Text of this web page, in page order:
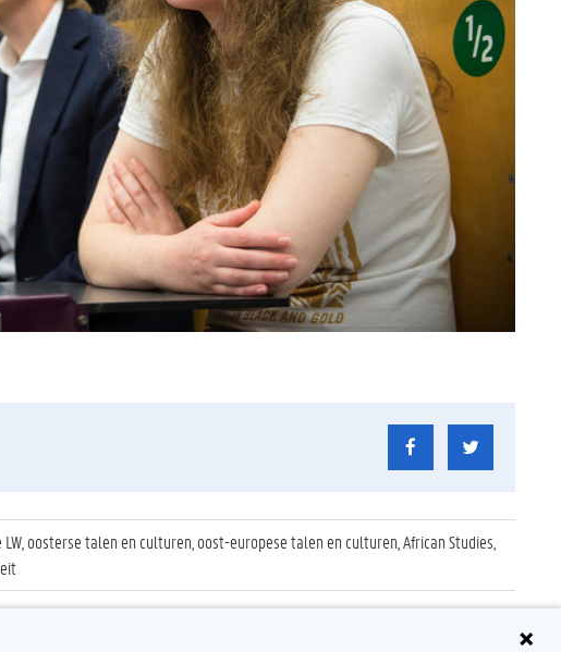
oosterse talen en culturen, oost-europese talen en culturen, African Studies,